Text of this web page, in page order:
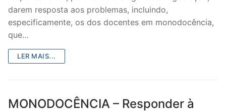
darem resposta aos problemas, incluindo,
especificamente, os dos docentes em monodocência,
que…
LER MAIS...
MONODOCÊNCIA – Responder à